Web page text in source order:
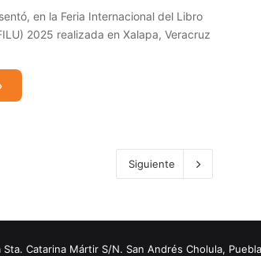
en la Feria Internacional del Libro
2025 realizada en Xalapa, Veracruz
Siguiente
Catarina Mártir S/N. San Andrés Cholula,